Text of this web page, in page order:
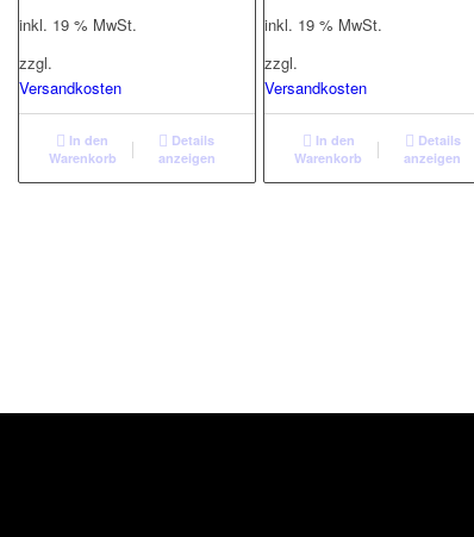
inkl. 19 % MwSt.
zzgl.
Versandkosten
In den
Warenkorb
Details
anzeigen
inkl. 19 % MwSt.
zzgl.
Versandkosten
In den
Warenkorb
Details
anzeigen